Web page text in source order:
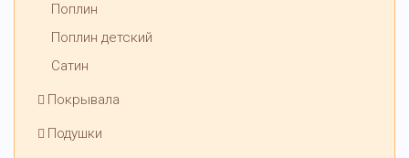
Поплин
Поплин детский
Сатин
Покрывала
Подушки